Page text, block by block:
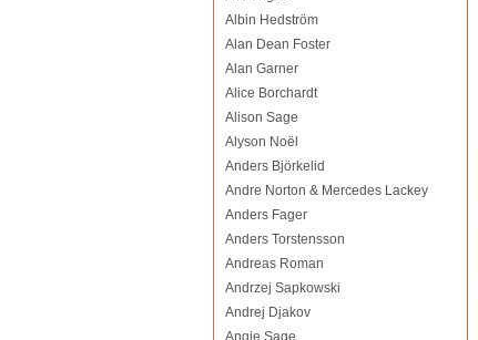
Albin Hedström
Alan Dean Foster
Alan Garner
Alice Borchardt
Alison Sage
Alyson Noël
Anders Björkelid
Andre Norton & Mercedes Lackey
Anders Fager
Anders Torstensson
Andreas Roman
Andrzej Sapkowski
Andrej Djakov
Angie Sage